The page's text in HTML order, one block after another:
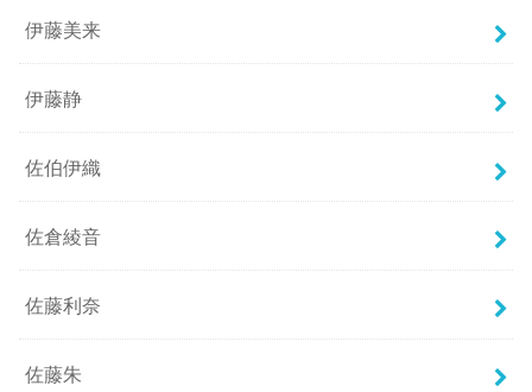
伊藤美来
伊藤静
佐伯伊織
佐倉綾音
佐藤利奈
佐藤朱